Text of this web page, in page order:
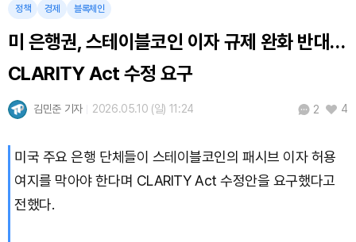
정책 경제 블록체인
미 은행권, 스테이블코인 이자 규제 완화 반대…
CLARITY Act 수정 요구
김민준 기자 2026.05.10 (일) 11:24 2 4
미국 주요 은행 단체들이 스테이블코인의 패시브 이자 허용
여지를 막아야 한다며 CLARITY Act 수정안을 요구했다고
전했다.